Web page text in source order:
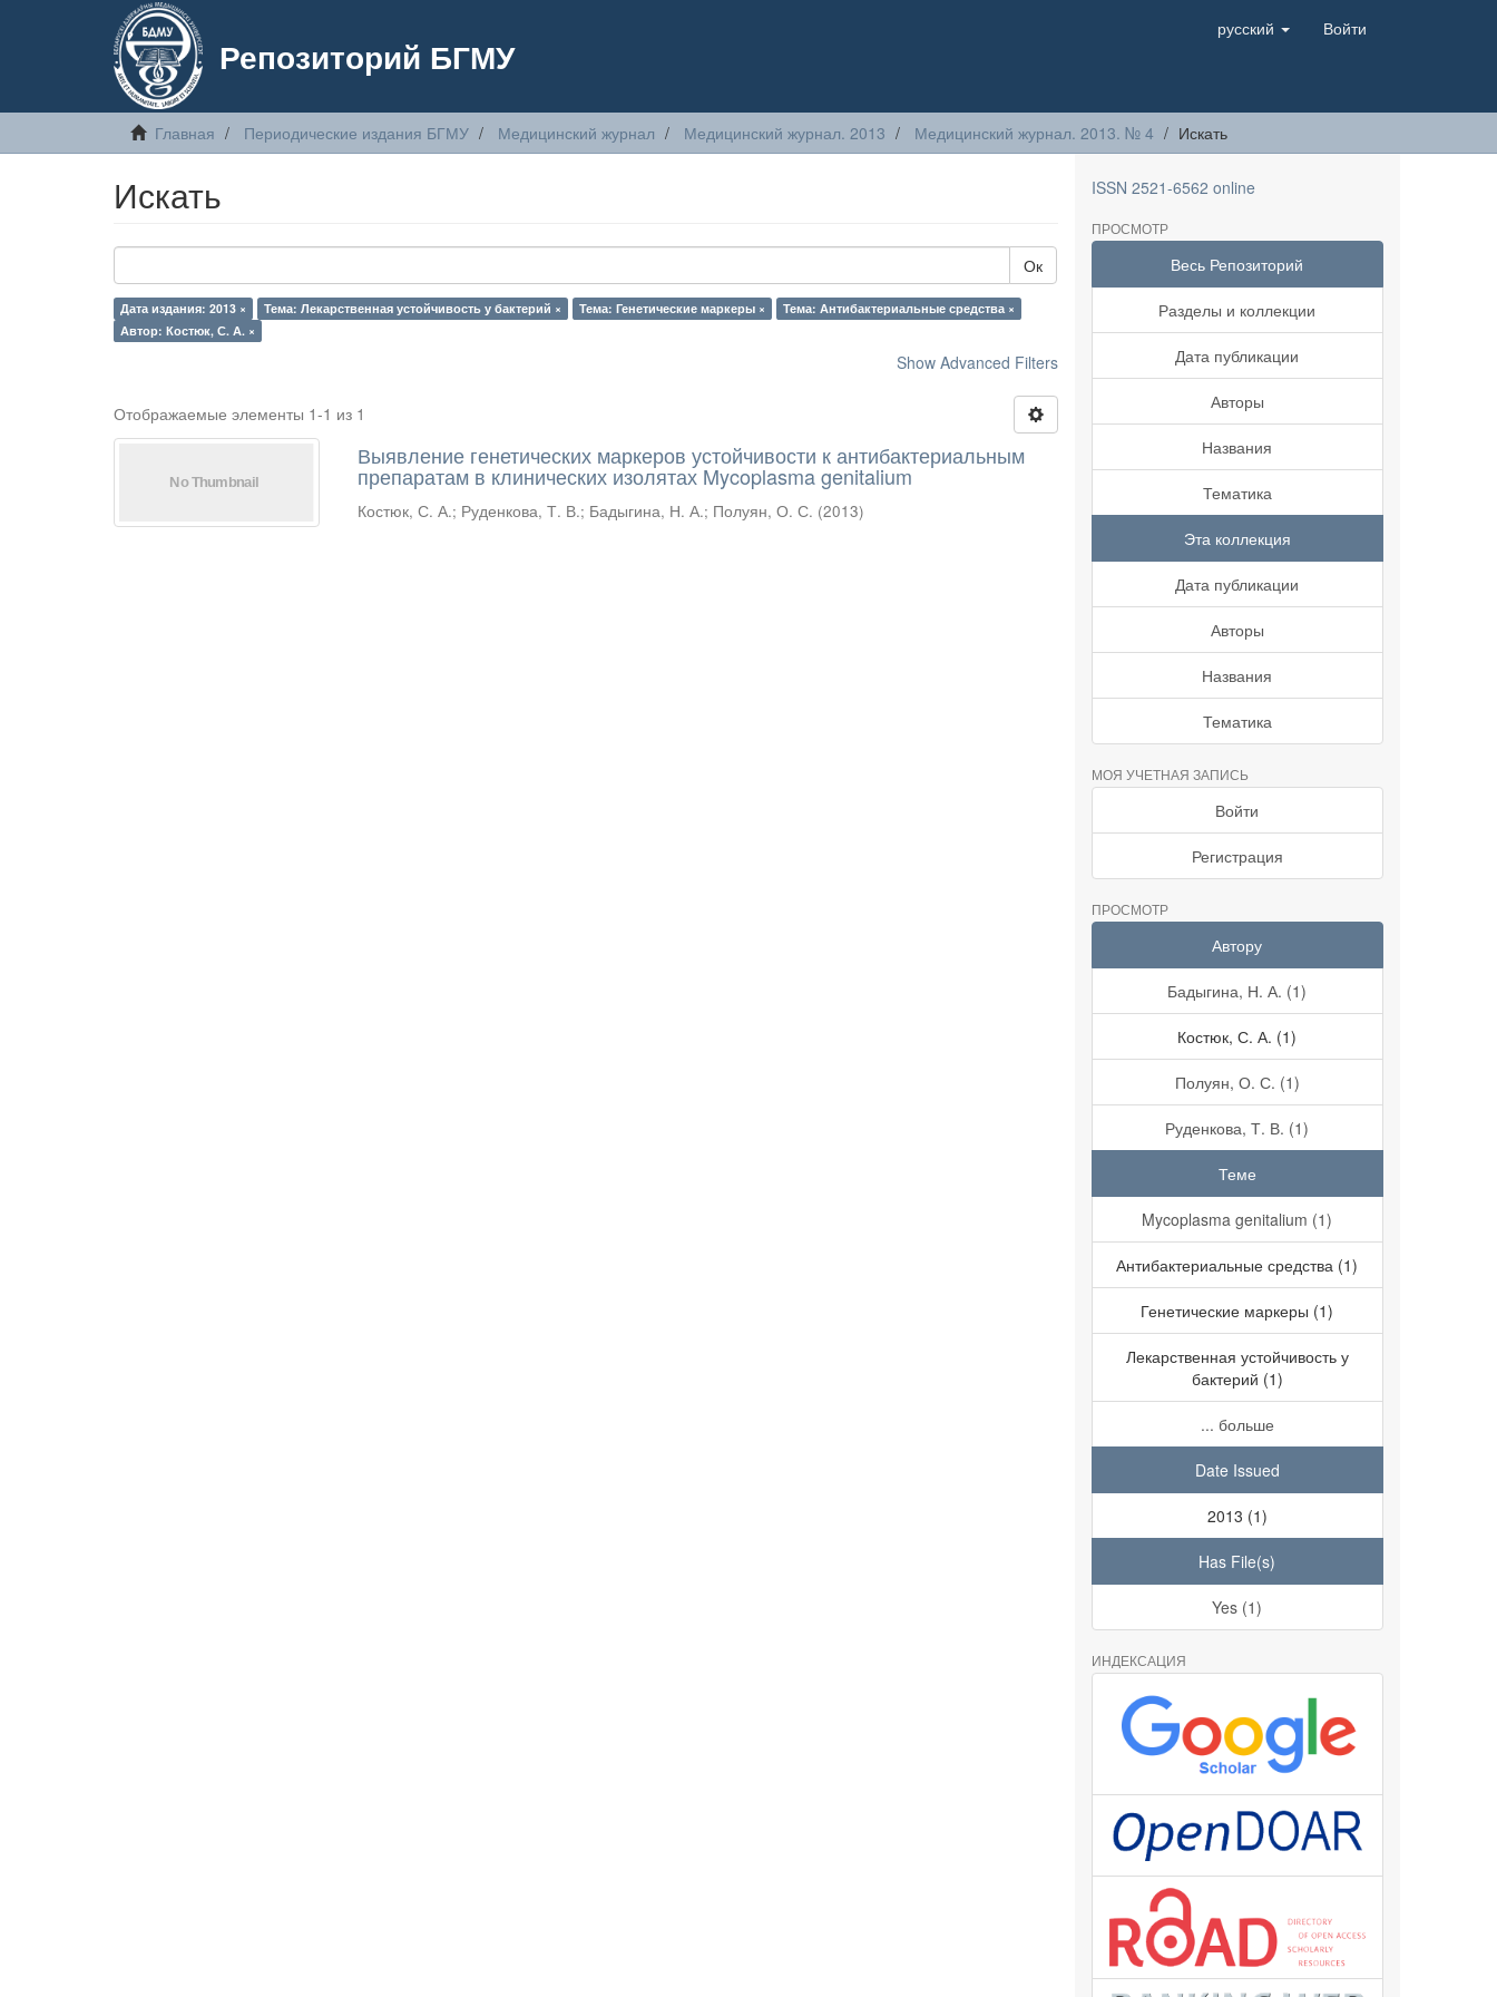
Репозиторий БГМУ
русский Войти
Главная Периодические издания БГМУ Медицинский журнал Медицинский журнал. 2013 Медицинский журнал. 2013. № 4 Искать
Искать
Ок
Дата издания: 2013 × Тема: Лекарственная устойчивость у бактерий × Тема: Генетические маркеры ×
Тема: Антибактериальные средства ×
Автор: Костюк, С. А. ×
Show Advanced Filters
Отображаемые элементы 1-1 из 1
Выявление генетических маркеров устойчивости к антибактериальным
препаратам в клинических изолятах Mycoplasma genitalium
Костюк, С. А.; Руденкова, Т. В.; Бадыгина, Н. А.; Полуян, О. С. (2013)
ISSN 2521-6562 online
ПРОСМОТР
Весь Репозиторий
Разделы и коллекции
Дата публикации
Авторы
Названия
Тематика
Эта коллекция
Дата публикации
Авторы
Названия
Тематика
МОЯ УЧЕТНАЯ ЗАПИСЬ
Войти
Регистрация
ПРОСМОТР
Автору
Бадыгина, Н. А. (1)
Костюк, С. А. (1)
Полуян, О. С. (1)
Руденкова, Т. В. (1)
Теме
Mycoplasma genitalium (1)
Антибактериальные средства (1)
Генетические маркеры (1)
Лекарственная устойчивость у
бактерий (1)
... больше
Date Issued
2013 (1)
Has File(s)
Yes (1)
ИНДЕКСАЦИЯ